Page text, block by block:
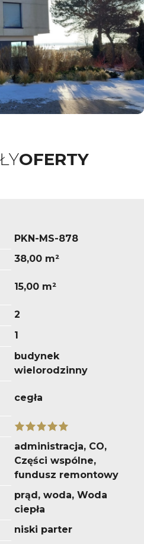
OFERTY
PKN-MS-878
38,00 m²
15,00 m²
2
1
budynek
wielorodzinny
cegła
administracja, CO,
Części wspólne,
fundusz remontowy
prąd, woda, Woda
ciepła
niski parter